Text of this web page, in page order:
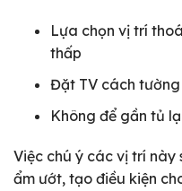
Lựa chọn vị trí
thấp
Đặt TV cách
Không để gần tủ
Việc chú ý các vị trí này
ẩm ướt, tạo điều kiện